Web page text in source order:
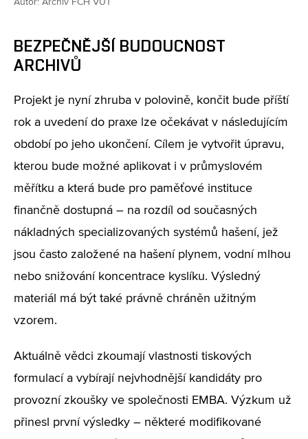
Autor: Archiv FCH VUT
BEZPEČNĚJŠÍ BUDOUCNOST
ARCHIVŮ
Projekt je nyní zhruba v polovině, končit bude příští
rok a uvedení do praxe lze očekávat v následujícím
období po jeho ukončení. Cílem je vytvořit úpravu,
kterou bude možné aplikovat i v průmyslovém
měřítku a která bude pro paměťové instituce
finančně dostupná – na rozdíl od současných
nákladných specializovaných systémů hašení, jež
jsou často založené na hašení plynem, vodní mlhou
nebo snižování koncentrace kyslíku. Výsledný
materiál má být také právně chráněn užitným
vzorem.
Aktuálně vědci zkoumají vlastnosti tiskových
formulací a vybírají nejvhodnější kandidáty pro
provozní zkoušky ve společnosti EMBA. Výzkum už
přinesl první výsledky – některé modifikované